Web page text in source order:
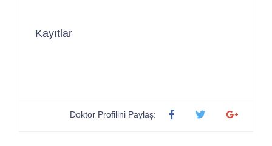
Kayıtlar
Doktor Profilini Paylaş: